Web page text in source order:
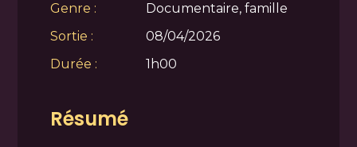
Genre :
Documentaire, famille
Sortie :
08/04/2026
Durée :
1h00
Résumé